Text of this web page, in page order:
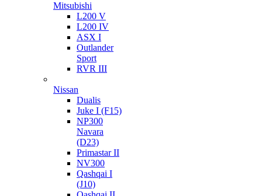
Mitsubishi
L200 V
L200 IV
ASX I
Outlander
Sport
RVR III
Nissan
Dualis
Juke I (F15)
NP300
Navara
(D23)
Primastar II
NV300
Qashqai I
(J10)